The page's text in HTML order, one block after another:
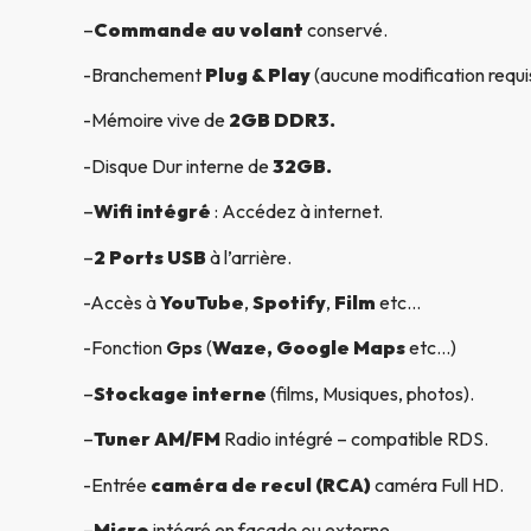
–Commande au volant conservé.
-Branchement Plug & Play(aucune modification
-Mémoire vive de 2GB DDR3.
-Disque Dur interne de32GB.
–Wifi intégré : Accédez à internet.
–2 Ports USBà l’arrière.
-Accès àYouTube, Spotify, Film etc…
-Fonction Gps (Waze, Google Mapsetc…)
–Stockage interne (films, Musiques, photos).
–Tuner AM/FM Radio intégré – compatible RDS.
-Entrée caméra de recul (RCA)caméra Full HD.